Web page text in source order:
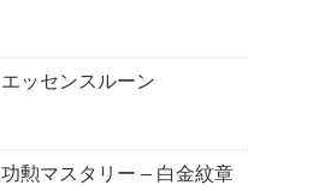
エッセンスルーン
功勲マスタリー – 白金紋章